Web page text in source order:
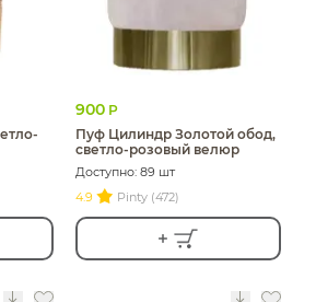
900 Р
Пуф Цилиндр Золотой обод,
светло-розовый велюр
Доступно: 89 шт
4.9
Pinty (472)